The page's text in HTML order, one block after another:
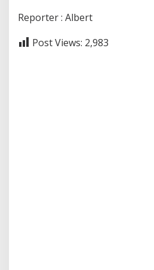
Reporter : Albert
Post Views: 2,983